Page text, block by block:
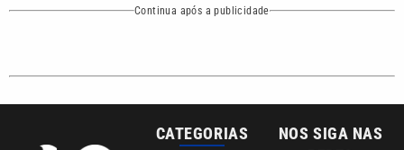
Continua após a publicidade
Esportes
REDES